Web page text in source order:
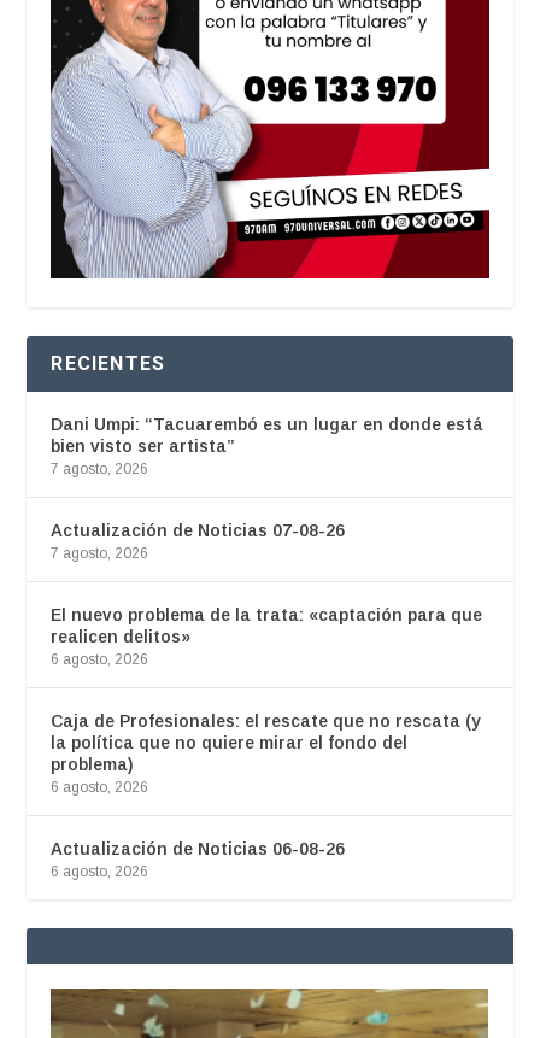
RECIENTES
Dani Umpi: “Tacuarembó es un lugar en donde está
bien visto ser artista”
7 agosto, 2026
Actualización de Noticias 07-08-26
7 agosto, 2026
El nuevo problema de la trata: «captación para que
realicen delitos»
6 agosto, 2026
Caja de Profesionales: el rescate que no rescata (y
la política que no quiere mirar el fondo del
problema)
6 agosto, 2026
Actualización de Noticias 06-08-26
6 agosto, 2026